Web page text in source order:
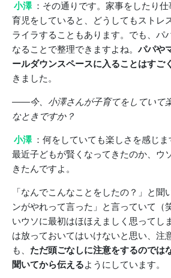
小澤 ：その通りです。家事をしたり
育児をしていると、どうしてもストレ
ライラすることもあります。でも、パ
なることで整理できますよね。 パパや
ールダウンスペースに入ることはすご
きました。
――今、小澤さんが子育てをしていて
なときですか？
小澤 ：何をしていても楽しさを感じま
最近子どもが賢くなってきたのか、ウ
きたんですよ。
「なんでこんなことをしたの？」と聞
ンがやれって言った」と言っていて（
いウソに最初はほほえましく思ってし
は放っておいてはいけないと思い、注
も、 ただ頭ごなしに注意をするのでは
聞いてから伝えるようにしています。